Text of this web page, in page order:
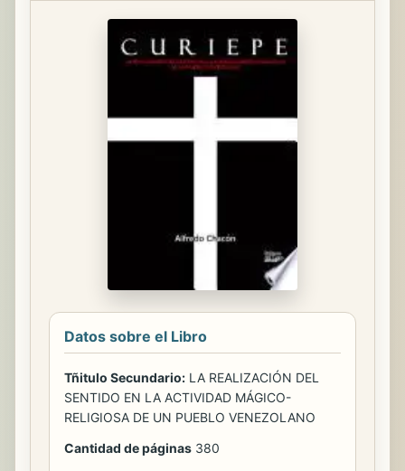
Datos sobre el Libro
Tñitulo Secundario: LA REALIZACIÓN DEL
SENTIDO EN LA ACTIVIDAD MÁGICO-
RELIGIOSA DE UN PUEBLO VENEZOLANO
Cantidad de páginas 380